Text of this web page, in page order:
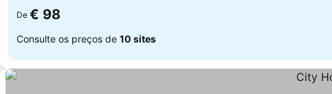
De € 98
Consulte os preços de 10 sites